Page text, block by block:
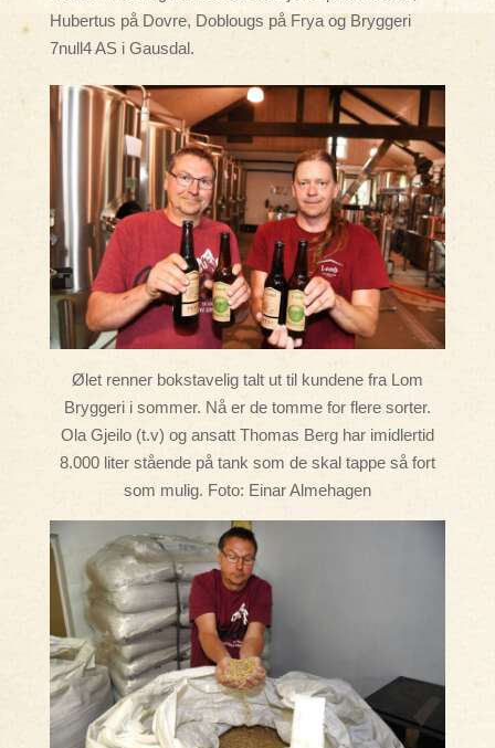
Hubertus på Dovre, Doblougs på Frya og Bryggeri
7null4 AS i Gausdal.
Ølet renner bokstavelig talt ut til kundene fra Lom
Bryggeri i sommer. Nå er de tomme for flere sorter.
Ola Gjeilo (t.v) og ansatt Thomas Berg har imidlertid
8.000 liter stående på tank som de skal tappe så fort
som mulig. Foto: Einar Almehagen